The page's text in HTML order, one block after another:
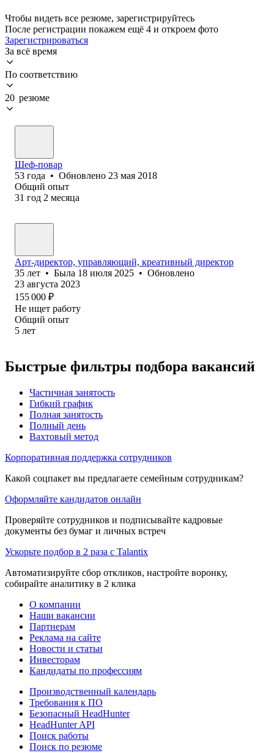
Чтобы видеть все резюме, зарегистрируйтесь
После регистрации покажем ещё 4 и откроем фото
Зарегистрироваться
За всё время
По соответствию
20 резюме
Шеф-повар
53 года • Обновлено 23 мая 2018
Общий опыт
31 год 2 месяца
Арт-директор, управляющий, креативный директор
35 лет • Была 18 июля 2025 • Обновлено
23 августа 2023
155 000 ₽
Не ищет работу
Общий опыт
5 лет
Быстрые фильтры подбора вакансий
Частичная занятость
Гибкий график
Полная занятость
Полный день
Вахтовый метод
Корпоративная поддержка сотрудников
Какой соцпакет вы предлагаете семейным сотрудникам?
Оформляйте кандидатов онлайн
Проверяйте сотрудников и подписывайте кадровые
документы без бумаг и личных встреч
Ускорьте подбор в 2 раза с Talantix
Автоматизируйте сбор откликов, настройте воронку,
собирайте аналитику в 2 клика
О компании
Наши вакансии
Партнерам
Реклама на сайте
Новости и статьи
Инвесторам
Кандидаты по профессиям
Производственный календарь
Требования к ПО
Безопасный HeadHunter
HeadHunter API
Поиск работы
Поиск по резюме